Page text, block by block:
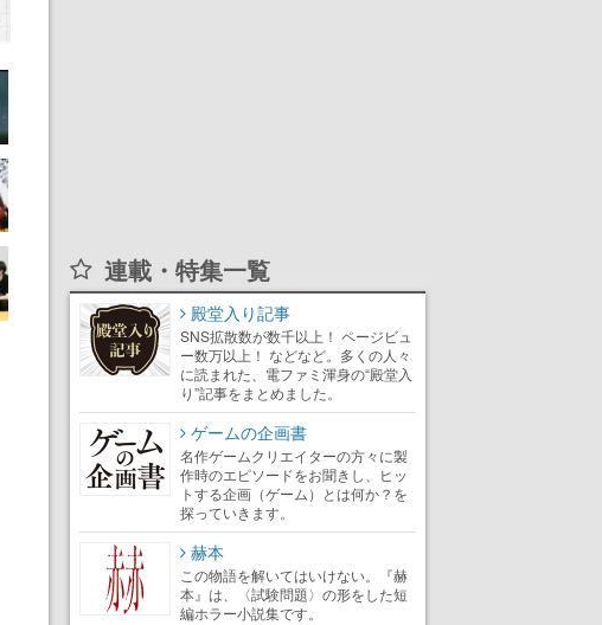
連載・特集一覧
殿堂入り記事
SNS拡散数が数千以上！ ページビュ
ー数万以上！ などなど。多くの人々
に読まれた、電ファミ渾身の“殿堂入
り”記事をまとめました。
ゲームの企画書
名作ゲームクリエイターの方々に製
作時のエピソードをお聞きし、ヒッ
トする企画（ゲーム）とは何か？を
探っていきます。
赫本
この物語を解いてはいけない。『赫
本』は、〈試験問題〉の形をした短
編ホラー小説集です。